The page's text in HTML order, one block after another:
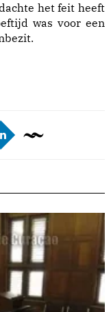
het feit heeft
was voor een